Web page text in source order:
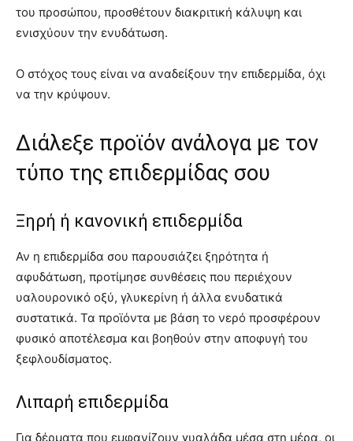
του προσώπου, προσθέτουν διακριτική κάλυψη και
ενισχύουν την ενυδάτωση.
Ο στόχος τους είναι να αναδείξουν την επιδερμίδα, όχι
να την κρύψουν.
Διάλεξε προϊόν ανάλογα με τον
τύπο της επιδερμίδας σου
Ξηρή ή κανονική επιδερμίδα
Αν η επιδερμίδα σου παρουσιάζει ξηρότητα ή
αφυδάτωση, προτίμησε συνθέσεις που περιέχουν
υαλουρονικό οξύ, γλυκερίνη ή άλλα ενυδατικά
συστατικά. Τα προϊόντα με βάση το νερό προσφέρουν
φυσικό αποτέλεσμα και βοηθούν στην αποφυγή του
ξεφλουδίσματος.
Λιπαρή επιδερμίδα
Για δέρματα που εμφανίζουν γυαλάδα μέσα στη μέρα, οι